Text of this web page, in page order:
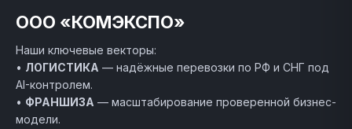
ООО «КОМЭКСПО»
Наши ключевые векторы:
• ЛОГИСТИКА — надёжные перевозки по РФ и СНГ под
AI-контролем.
• ФРАНШИЗА — масштабирование проверенной бизнес-
модели.